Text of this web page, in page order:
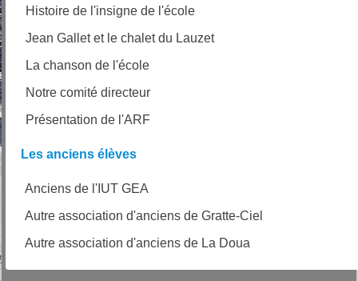
Histoire de l'insigne de l'école
Jean Gallet et le chalet du Lauzet
La chanson de l'école
Notre comité directeur
Présentation de l'ARF
Les anciens élèves
Anciens de l'IUT GEA
Autre association d'anciens de Gratte-Ciel
Autre association d'anciens de La Doua